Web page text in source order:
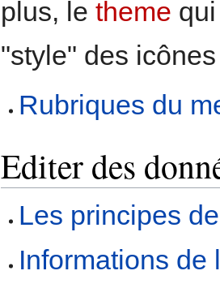
plus, le theme
"style" des
Rubriques du
Editer des
Les principes
Informations de